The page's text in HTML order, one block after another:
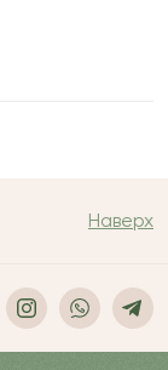
Наверх